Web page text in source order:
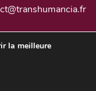
la meilleure